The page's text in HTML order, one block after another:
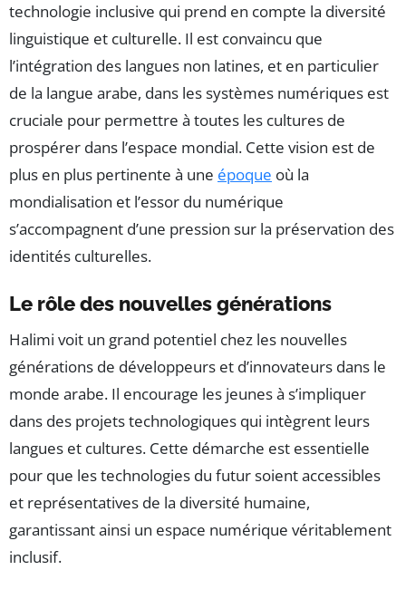
technologie inclusive qui prend en compte la diversité
linguistique et culturelle. Il est convaincu que
l’intégration des langues non latines, et en particulier
de la langue arabe, dans les systèmes numériques est
cruciale pour permettre à toutes les cultures de
prospérer dans l’espace mondial. Cette vision est de
plus en plus pertinente à une époque où la
mondialisation et l’essor du numérique
s’accompagnent d’une pression sur la préservation des
identités culturelles.
Le rôle des nouvelles générations
Halimi voit un grand potentiel chez les nouvelles
générations de développeurs et d’innovateurs dans le
monde arabe. Il encourage les jeunes à s’impliquer
dans des projets technologiques qui intègrent leurs
langues et cultures. Cette démarche est essentielle
pour que les technologies du futur soient accessibles
et représentatives de la diversité humaine,
garantissant ainsi un espace numérique véritablement
inclusif.